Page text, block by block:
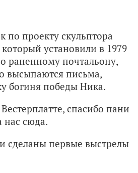
проекту скульптора
установили в 1979
раненному почтальону,
высыпаются письма,
богиня победы Ника.
спасибо пани
нас сюда.
сделаны первые выстрелы